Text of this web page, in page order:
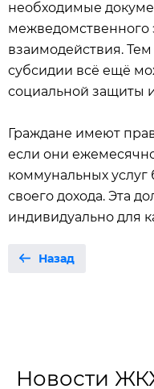
необходимые
межведомственного
взаимодействия.
субсидии всё ещё
социальной защиты
Граждане имеют
если они
коммунальных
своего дохода. Эта
индивидуально для
Назад
Новости